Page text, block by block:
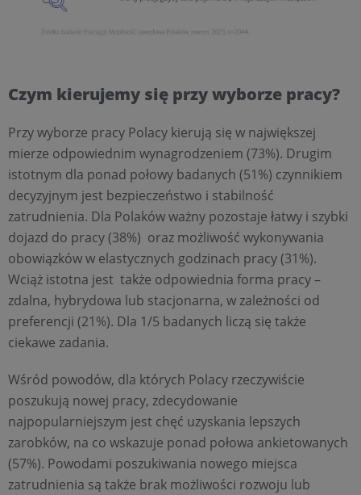
Czym kierujemy się przy wyborze pracy?
Przy wyborze pracy Polacy kierują się w największej
mierze odpowiednim wynagrodzeniem (73%). Drugim
istotnym dla ponad połowy badanych (51%) czynnikiem
decyzyjnym jest bezpieczeństwo i stabilność
zatrudnienia. Dla Polaków ważny pozostaje łatwy i szybki
dojazd do pracy (38%) oraz możliwość wykonywania
obowiązków w elastycznych godzinach pracy (31%).
Wciąż istotna jest także odpowiednia forma pracy –
zdalna, hybrydowa lub stacjonarna, w zależności od
preferencji (21%). Dla 1/5 badanych liczą się także
ciekawe zadania.
Wśród powodów, dla których Polacy rzeczywiście
poszukują nowej pracy, zdecydowanie
najpopularniejszym jest chęć uzyskania lepszych
zarobków, na co wskazuje ponad połowa ankietowanych
(57%). Powodami poszukiwania nowego miejsca
zatrudnienia są także brak możliwości rozwoju lub